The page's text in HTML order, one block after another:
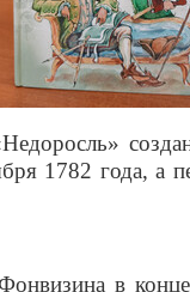
1782 года, а
в